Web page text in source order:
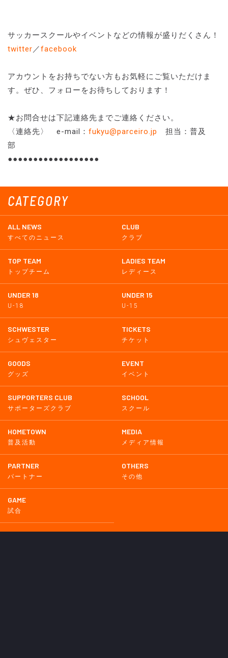
CATEGORY
ALL NEWS
すべてのニュース
CLUB
クラブ
TOP TEAM
トップチーム
LADIES TEAM
レディース
UNDER 18
U-18
UNDER 15
U-15
SCHWESTER
シュヴェスター
TICKETS
チケット
GOODS
グッズ
EVENT
イベント
SUPPORTERS CLUB
サポーターズクラブ
SCHOOL
スクール
HOMETOWN
普及活動
MEDIA
メディア情報
PARTNER
パートナー
OTHERS
その他
GAME
試合
サッカースクールやイベントなどの情報が盛りだくさん！
twitter／facebook
アカウントをお持ちでない方もお気軽にご覧いただけま
す。ぜひ、フォローをお待ちしております！
★お問合せは下記連絡先までご連絡ください。
〈連絡先〉 e-mail： fukyu@parceiro.jp
担当：普及
部
●●●●●●●●●●●●●●●●●●